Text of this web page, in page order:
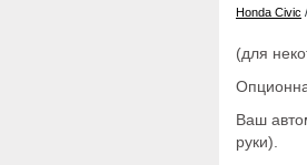
Honda Civic /
(для
Ваш
руки).